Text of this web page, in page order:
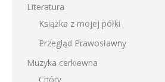
Literatura
Książka z mojej półki
Przegląd Prawosławny
Muzyka cerkiewna
Chóry